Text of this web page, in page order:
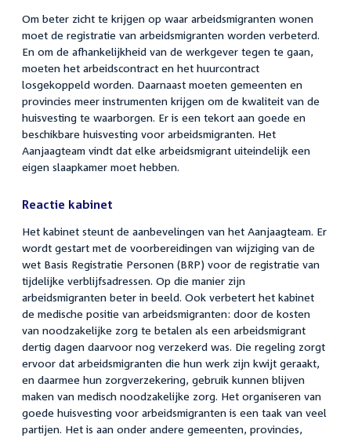
Om beter zicht te krijgen op waar arbeidsmigranten wonen
moet de registratie van arbeidsmigranten worden verbeterd.
En om de afhankelijkheid van de werkgever tegen te gaan,
moeten het arbeidscontract en het huurcontract
losgekoppeld worden. Daarnaast moeten gemeenten en
provincies meer instrumenten krijgen om de kwaliteit van de
huisvesting te waarborgen. Er is een tekort aan goede en
beschikbare huisvesting voor arbeidsmigranten. Het
Aanjaagteam vindt dat elke arbeidsmigrant uiteindelijk een
eigen slaapkamer moet hebben.
Reactie kabinet
Het kabinet steunt de aanbevelingen van het Aanjaagteam. Er
wordt gestart met de voorbereidingen van wijziging van de
wet Basis Registratie Personen (BRP) voor de registratie van
tijdelijke verblijfsadressen. Op die manier zijn
arbeidsmigranten beter in beeld. Ook verbetert het kabinet
de medische positie van arbeidsmigranten: door de kosten
van noodzakelijke zorg te betalen als een arbeidsmigrant
dertig dagen daarvoor nog verzekerd was. Die regeling zorgt
ervoor dat arbeidsmigranten die hun werk zijn kwijt geraakt,
en daarmee hun zorgverzekering, gebruik kunnen blijven
maken van medisch noodzakelijke zorg. Het organiseren van
goede huisvesting voor arbeidsmigranten is een taak van veel
partijen. Het is aan onder andere gemeenten, provincies,